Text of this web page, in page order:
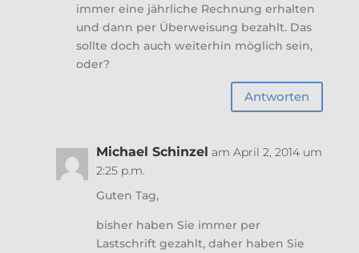
immer eine jährliche Rechnung erhalten
und dann per Überweisung bezahlt. Das
sollte doch auch weiterhin möglich sein,
oder?
Antworten
Michael Schinzel am April 2, 2014 um
2:25 p.m.
Guten Tag,
bisher haben Sie immer per
Lastschrift gezahlt, daher haben Sie